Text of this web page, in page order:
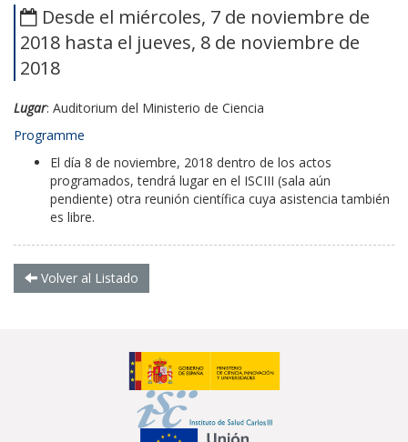
Desde el miércoles, 7 de noviembre de
2018 hasta el jueves, 8 de noviembre de
2018
Lugar: Auditorium del Ministerio de Ciencia
Programme
El día 8 de noviembre, 2018 dentro de los actos
programados, tendrá lugar en el ISCIII (sala aún
pendiente) otra reunión científica cuya asistencia también
es libre.
Volver al Listado